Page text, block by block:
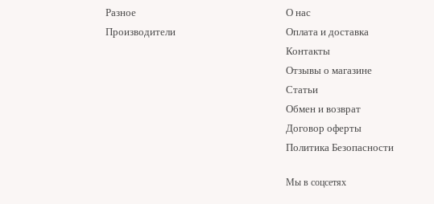
Разное
Производители
О нас
Оплата и доставка
Контакты
Отзывы о магазине
Статьи
Обмен и возврат
Договор оферты
Политика Безопасности
Мы в соцсетях